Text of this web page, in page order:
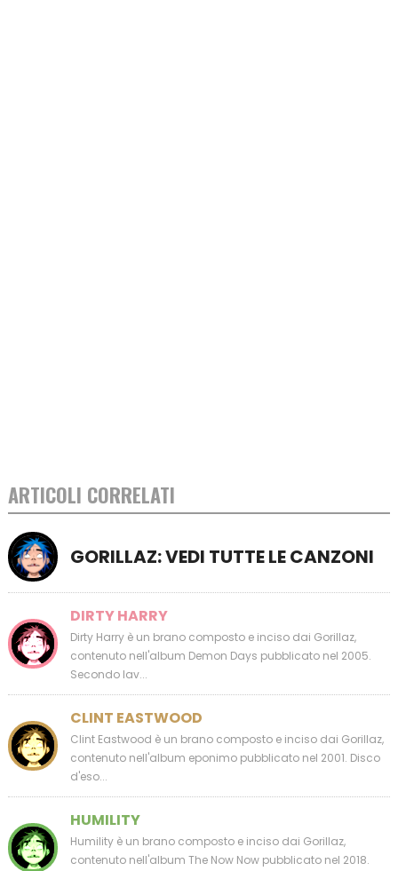
ARTICOLI CORRELATI
GORILLAZ: VEDI TUTTE LE CANZONI
DIRTY HARRY
Dirty Harry è un brano composto e inciso dai Gorillaz,
contenuto nell'album Demon Days pubblicato nel 2005.
Secondo lav...
CLINT EASTWOOD
Clint Eastwood è un brano composto e inciso dai Gorillaz,
contenuto nell'album eponimo pubblicato nel 2001. Disco
d'eso...
HUMILITY
Humility è un brano composto e inciso dai Gorillaz,
contenuto nell'album The Now Now pubblicato nel 2018.